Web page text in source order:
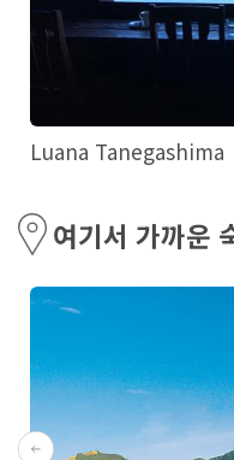
Luana Tanegashima
여기서 가까운